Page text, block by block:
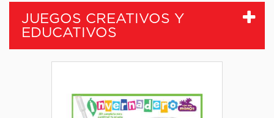
JUEGOS CREATIVOS Y
EDUCATIVOS